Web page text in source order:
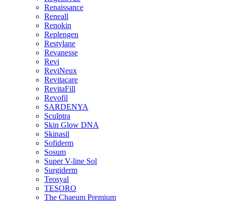
Renaissance
Reneall
Renokin
Replengen
Restylane
Revanesse
Revi
ReviNeux
Revitacare
RevitaFill
Revofil
SARDENYA
Sculptra
Skin Glow DNA
Skinasil
Sofiderm
Sosum
Super V-line Sol
Surgiderm
Teosyal
TESORO
The Chaeum Premium